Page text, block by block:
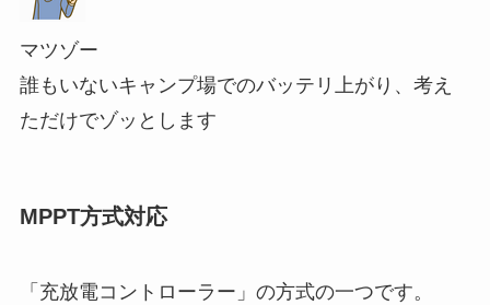
マツゾー
誰もいないキャンプ場でのバッテリ上がり、考え
ただけでゾッとします
MPPT方式対応
「充放電コントローラー」の方式の一つです。